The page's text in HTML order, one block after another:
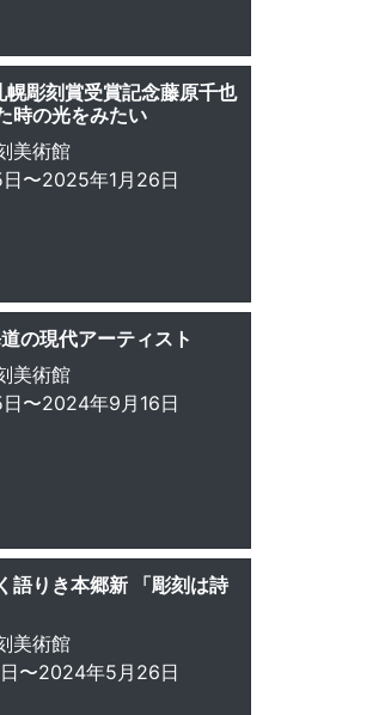
彫刻賞受賞記念藤原千也
時の光をみたい
美術館
〜2025年1月26日
の現代アーティスト
美術館
〜2024年9月16日
語りき本郷新 「彫刻は詩
美術館
〜2024年5月26日